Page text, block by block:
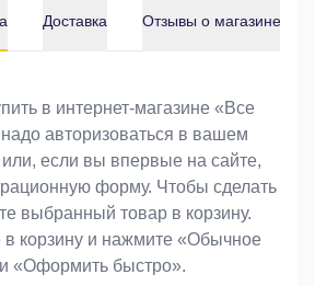
Доставка Отзывы о магазине
в интернет-магазине «Bce
авторизоваться в вашем
если вы впервые на сайте,
форму. Чтобы сделать
выбранный товар в корзину.
в корзину и нажмите «Обычное
«Оформить быстро».